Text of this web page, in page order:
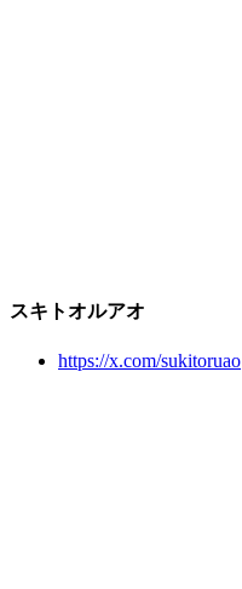
スキトオルアオ
https://x.com/sukitoruao